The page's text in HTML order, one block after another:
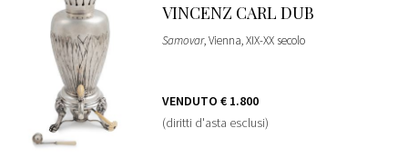
VINCENZ CARL DUB
Samovar, Vienna, XIX-XX secolo
VENDUTO € 1.800
(diritti d'asta esclusi)